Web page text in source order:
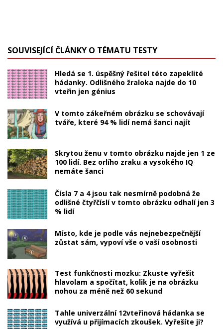
SOUVISEJÍCÍ ČLÁNKY O TÉMATU TESTY
Hledá se 1. úspěšný řešitel této zapeklité
hádanky. Odlišného žraloka najde do 10
vteřin jen génius
V tomto zákeřném obrázku se schovávají
tváře, které 94 % lidí nemá šanci najít
Skrytou ženu v tomto obrázku najde jen 1 ze
100 lidí. Bez orlího zraku a vysokého IQ
nemáte šanci
Čísla 7 a 4 jsou tak nesmírně podobná že
odlišné čtyřčíslí v tomto obrázku odhalí jen 3
% lidí
Místo, kde je podle vás nejnebezpečnější
zůstat sám, vypoví vše o vaší osobnosti
Test funkčnosti mozku: Zkuste vyřešit
hlavolam a spočítat, kolik je na obrázku
nohou za méně než 60 sekund
Tahle univerzální 12vteřinová hádanka se
využívá u přijímacích zkoušek. Vyřešíte ji?